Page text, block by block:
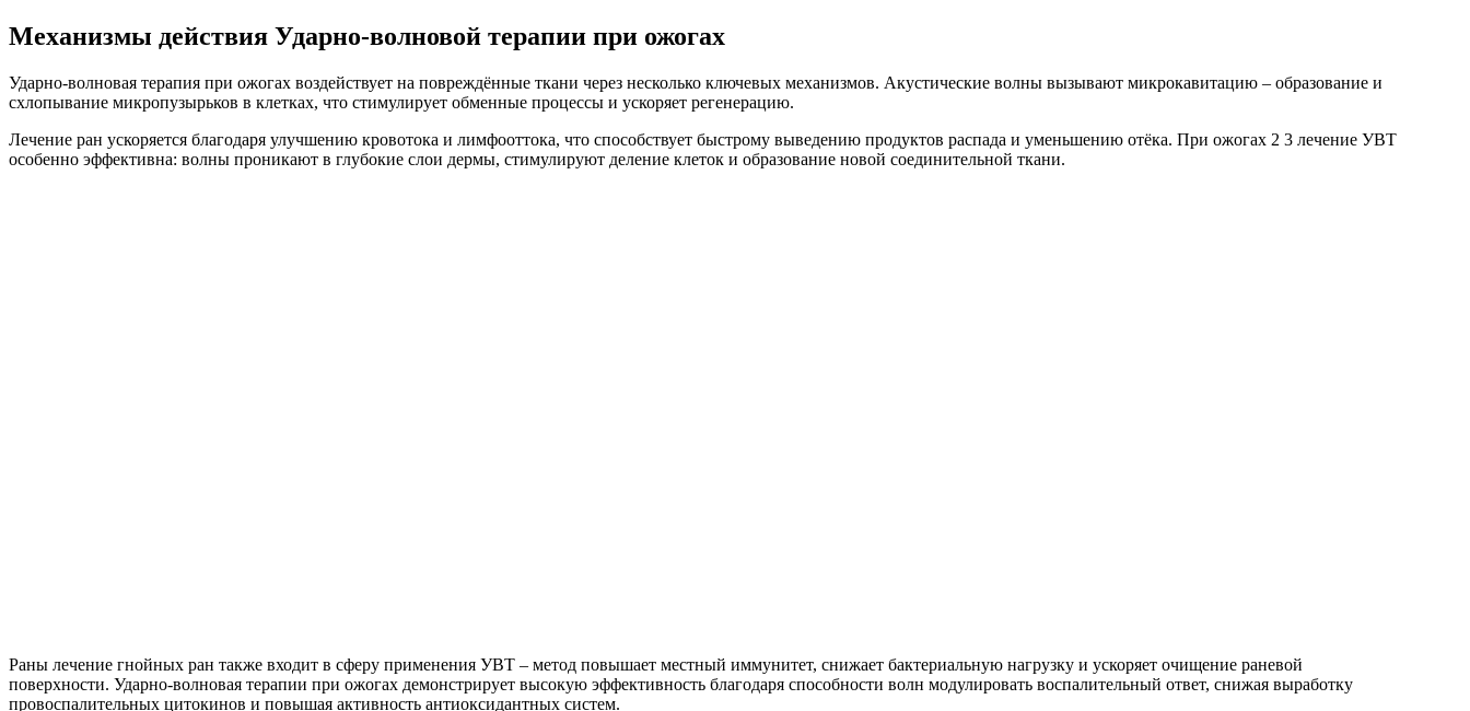
Механизмы действия Ударно-волновой терапии при ожогах
Ударно-волновая терапия при ожогах воздействует на повреждённые ткани через несколько ключевых механизмов. Акустические волны вызывают микрокавитацию – образование и
схлопывание микропузырьков в клетках, что стимулирует обменные процессы и ускоряет регенерацию.
Лечение ран ускоряется благодаря улучшению кровотока и лимфооттока, что способствует быстрому выведению продуктов распада и уменьшению отёка. При ожогах 2 3 лечение УВТ
особенно эффективна: волны проникают в глубокие слои дермы, стимулируют деление клеток и образование новой соединительной ткани.
Раны лечение гнойных ран также входит в сферу применения УВТ – метод повышает местный иммунитет, снижает бактериальную нагрузку и ускоряет очищение раневой
поверхности. Ударно-волновая терапии при ожогах демонстрирует высокую эффективность благодаря способности волн модулировать воспалительный ответ, снижая выработку
провоспалительных цитокинов и повышая активность антиоксидантных систем.